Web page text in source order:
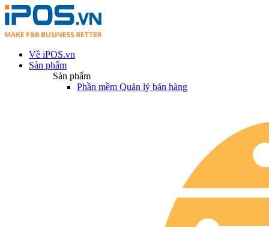
Về iPOS.vn
Sản phẩm
Sản phẩm
Phần mềm Quản lý bán hàng